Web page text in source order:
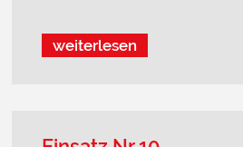
weiterlesen